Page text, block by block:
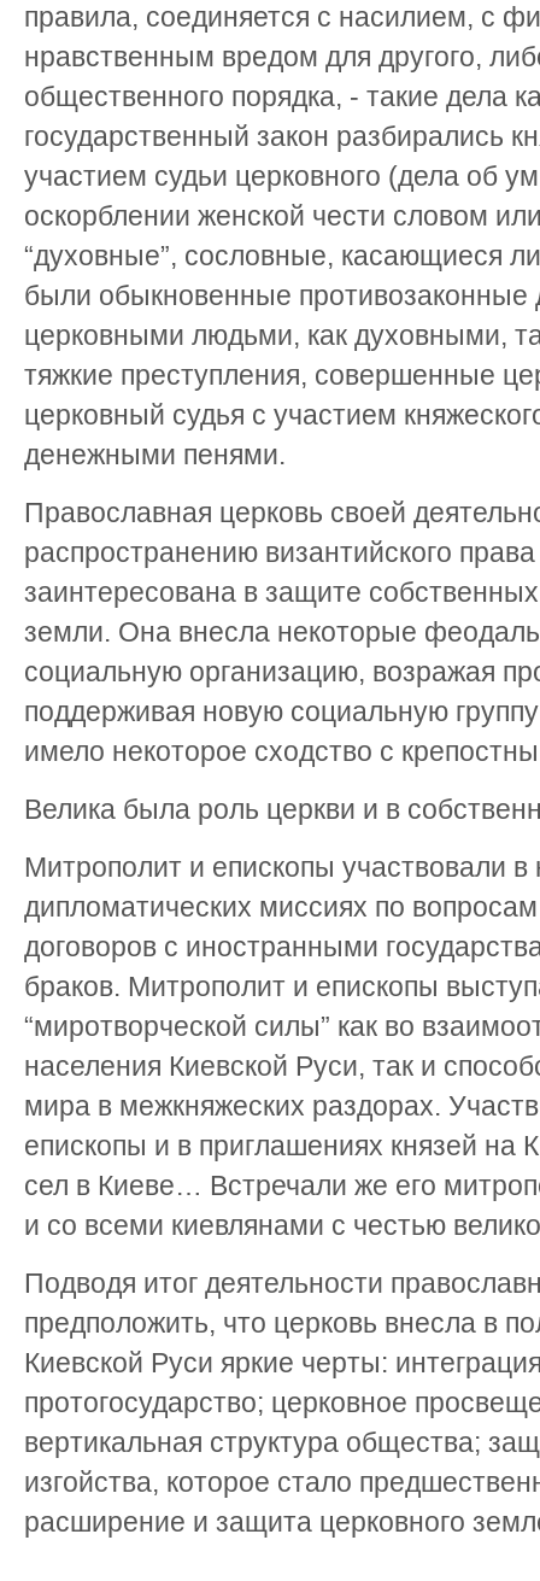
правила, соединяется с насилием, с
нравственным вредом для другого,
общественного порядка, - такие дела
государственный закон разбирались
участием судьи церковного (дела об
оскорблении женской чести словом
“духовные”, сословные, касающиеся
были обыкновенные
церковными людьми, как духовными,
тяжкие преступления, совершенные
церковный судья с участием
денежными пенями.
Православная церковь своей
распространению византийского
заинтересована в защите
земли. Она внесла некоторые
социальную организацию, возражая
поддерживая новую социальную
имело некоторое сходство с
Велика была роль церкви и в
Митрополит и епископы участвовали в
дипломатических миссиях по
договоров с иностранными
браков. Митрополит и епископы
“миротворческой силы” как во
населения Киевской Руси, так и
мира в межкняжеских раздорах.
епископы и в приглашениях князей на
сел в Киеве… Встречали же его
и со всеми киевлянами с честью
Подводя итог деятельности
предположить, что церковь внесла в
Киевской Руси яркие черты:
протогосударство; церковное
вертикальная структура общества;
изгойства, которое стало
расширение и защита церковного